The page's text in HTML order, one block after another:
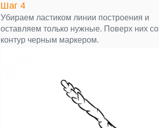
Шаг 4
Убираем ластиком линии построения и
оставляем только нужные. Поверх них
контур черным маркером.